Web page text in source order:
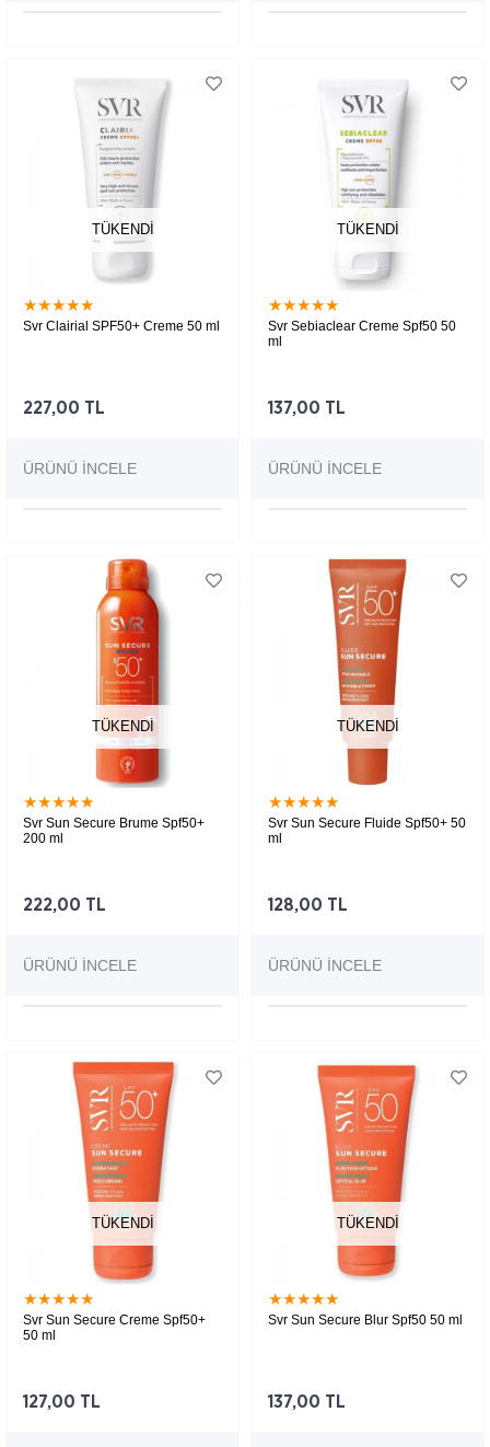
TÜKENDI
★★★★★
Svr Clairial SPF50+ Creme 50 ml
227,00 TL
ÜRÜNÜ İNCELE
TÜKENDI
★★★★★
Svr Sebiaclear Creme Spf50 50
ml
137,00 TL
ÜRÜNÜ İNCELE
TÜKENDI
★★★★★
Svr Sun Secure Brume Spf50+
200 ml
222,00 TL
ÜRÜNÜ İNCELE
TÜKENDI
★★★★★
Svr Sun Secure Fluide Spf50+ 50
ml
128,00 TL
ÜRÜNÜ İNCELE
TÜKENDI
★★★★★
Svr Sun Secure Creme Spf50+
50 ml
127,00 TL
TÜKENDI
★★★★★
Svr Sun Secure Blur Spf50 50 ml
137,00 TL